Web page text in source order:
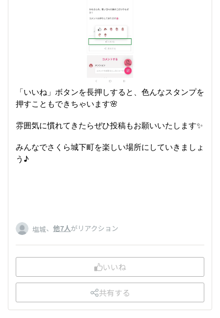
「いいね」ボタンを長押しすると、色んなスタンプを
押すこともできちゃいます🌸
雰囲気に慣れてきたらぜひ投稿もお願いいたします✨
みんなでさくら城下町を楽しい場所にしていきましょ
う♪
塩城、 他7人がリアクション
いいね
共有する